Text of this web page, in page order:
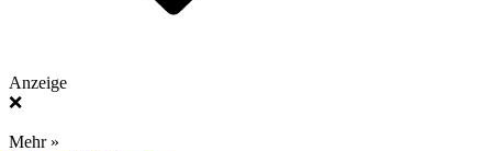
Anzeige
❌
Mehr »